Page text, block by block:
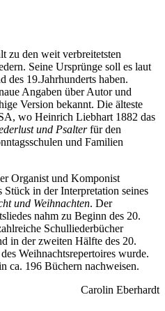
zu den weit verbreitetsten
Seine Ursprünge soll es laut
des 19.Jahrhunderts haben.
Angaben über Autor und
Version bekannt. Die älteste
wo Heinrich Liebhart 1882 das
und Psalterfür den
und Familien
Organist und Komponist
in der Interpretation seines
und Weihnachten. Der
nahm zu Beginn des 20.
Schulliederbücher
in der zweiten Hälfte des 20.
Weihnachtsrepertoires wurde.
ca. 196 Büchern nachweisen.
Carolin Eberhardt